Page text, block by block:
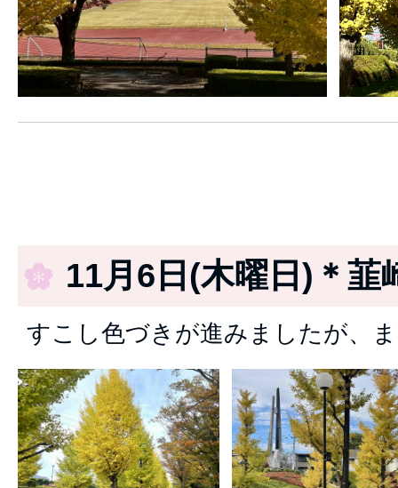
11月6日(木曜日)＊韮
すこし色づきが進みましたが、